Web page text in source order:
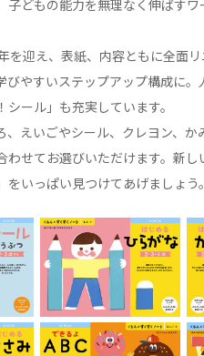
子どもの能力を無理なく伸ばす
を迎え、表紙、内容ともに全面
びやすいステップアップ構成に
ール」も充実しています。
、えいごやシール、クレヨン、
わせてお選びいただけます。新
をいっぱい見つけてあげましょう。